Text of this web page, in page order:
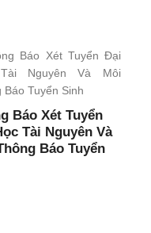
Báo Xét Tuyển
Tài Nguyên Và
Báo Tuyển